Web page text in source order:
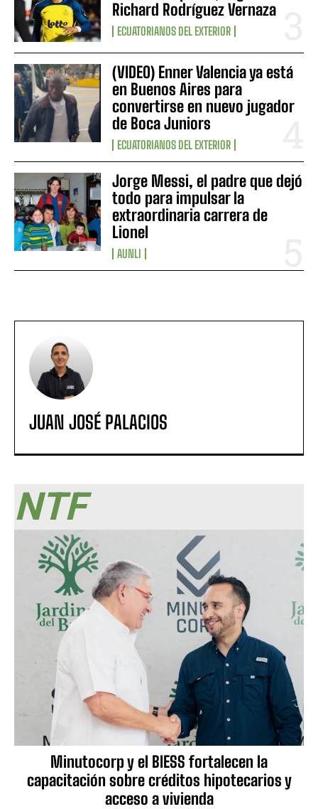
Richard Rodríguez Vernaza
ECUATORIANOS DEL EXTERIOR
(VIDEO) Enner Valencia ya está
en Buenos Aires para
convertirse en nuevo jugador
de Boca Juniors
ECUATORIANOS DEL EXTERIOR
Jorge Messi, el padre que dejó
todo para impulsar la
extraordinaria carrera de
Lionel
AUNLI
JUAN JOSÉ PALACIOS
NTF
Minutocorp y el BIESS fortalecen la
capacitación sobre créditos hipotecarios y
acceso a vivienda